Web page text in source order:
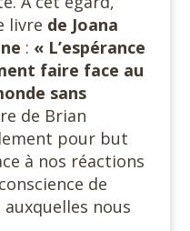
livre de Joana
: « L’espérance
faire face au
sans
de Brian
pour but
à nos réactions
de
auxquelles nous